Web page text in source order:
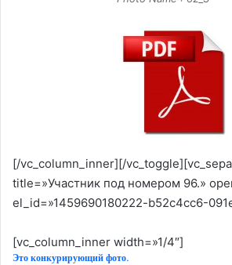
[/vc_column_inner][/
title=»Участник под номером 96.»
el_id=»1459690180222-b52c4cc6-
[vc_column_inner width=»1/4″]
Это конкурирующий фото.